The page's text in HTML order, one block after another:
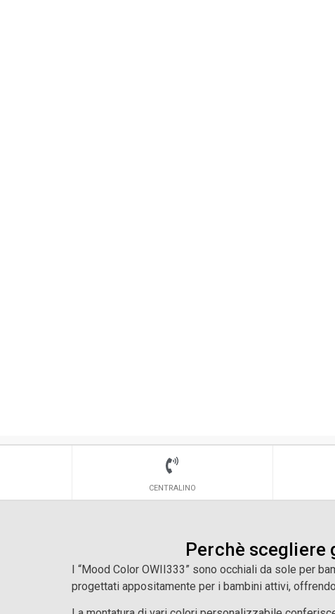
CENTRALINO
Perchè scegliere
I “Mood Color OWII333” sono occhiali da sole per
progettati appositamente per i bambini attivi,